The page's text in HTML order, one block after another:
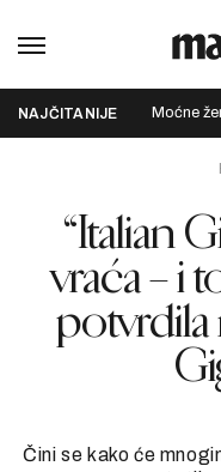
NAJČITANIJE Moćne
“Italian
vraća – i
potvrdila
Čini se kako će